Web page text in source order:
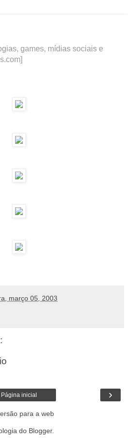
games, mídias sociais e
março 05, 2003
›
Página inicial
para a web
do Blogger.